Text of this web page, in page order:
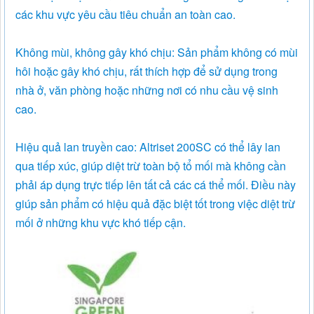
các khu vực yêu cầu tiêu chuẩn an toàn cao.
Không mùi, không gây khó chịu: Sản phẩm không có mùi
hôi hoặc gây khó chịu, rất thích hợp để sử dụng trong
nhà ở, văn phòng hoặc những nơi có nhu cầu vệ sinh
cao.
Hiệu quả lan truyền cao: Altriset 200SC có thể lây lan
qua tiếp xúc, giúp diệt trừ toàn bộ tổ mối mà không cần
phải áp dụng trực tiếp lên tất cả các cá thể mối. Điều này
giúp sản phẩm có hiệu quả đặc biệt tốt trong việc diệt trừ
mối ở những khu vực khó tiếp cận.